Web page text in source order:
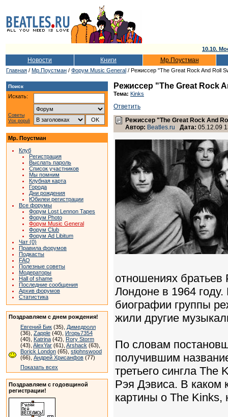
10.10.
Новости Книги Мр.Поустман
Главная / Мр.Поустман / Форум Music General / Режиссер "The Great Rock And Roll
Поиск
Искать:
Советы
Vox populi
Мр. Поустман
Клуб
Регистрация
Выслать пароль
Список участников
Мы помним
Клубная карта
Города
Дни рождения
Юбилеи регистрации
Все форумы
Форум Lost Lennon Tapes
Форум Photo
Форум Music General
Форум Club
Форум Ad Libitum
Чат (0)
Правила форумов
Подкасты
FAQ
Полезные советы
Модераторы
Hall of shame
Последние сообщения
Архив форумов
Статистика
Поздравляем с днем рождения!
Евгений Бик (35), Димедролл
(36), Zapple (40), Игорь7354
(40), Katrina (42), Rory Storm
(43), AlexYar (61), Arshack (63),
Borick London (65), stjohnswood
(66), Андрей Хрисанфов (77)
Показать всех
Поздравляем с годовщиной
регистрации!
Режиссер "The Great Rock
Тема: Kinks
Ответить
Режиссер "The Great Rock And
Автор: Beatles.ru Дата: 05.12.09
отношениях
Лондоне в 1964 году.
биографии группы
жили другие
По словам
получившим
третьего сингла
Рэя Дэвиса. В каком
картины о The Kinks,